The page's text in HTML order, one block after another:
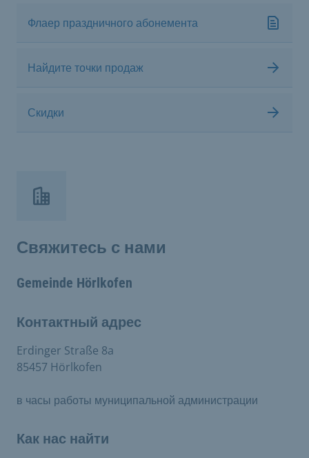
Флаер праздничного абонемента
Найдите точки продаж
Скидки
Свяжитесь с нами
Gemeinde Hörlkofen
Контактный адрес
Erdinger Straße 8a
85457 Hörlkofen
в часы работы муниципальной администрации
Как нас найти